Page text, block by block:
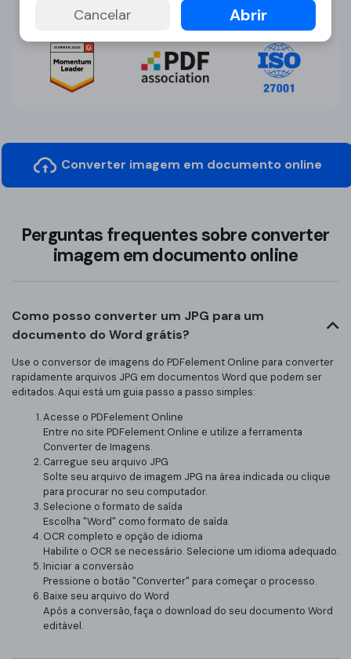
Converter imagem em documento online
Perguntas frequentes sobre converter
imagem em documento online
Como posso converter um JPG para um
documento do Word grátis?
Use o conversor de imagens do PDFelement Online para converter
rapidamente arquivos JPG em documentos Word que podem ser
editados. Aqui está um guia passo a passo simples:
Acesse o PDFelement Online
Entre no site PDFelement Online e utilize a ferramenta
Converter de Imagens.
Carregue seu arquivo JPG
Solte seu arquivo de imagem JPG na área indicada ou clique
para procurar no seu computador.
Selecione o formato de saída
Escolha "Word" como formato de saída.
OCR completo e opção de idioma
Habilite o OCR se necessário. Selecione um idioma adequado.
Iniciar a conversão
Pressione o botão "Converter" para começar o processo.
Baixe seu arquivo do Word
Após a conversão, faça o download do seu documento Word
editável.
Cancelar Abrir